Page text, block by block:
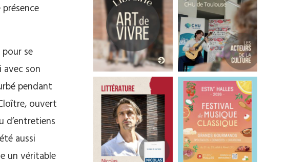
se
son
pendant
ouvert
d’entretiens
aussi
un véritable